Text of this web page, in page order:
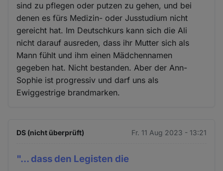
sind zu pflegen oder putzen zu gehen, und bei
denen es fürs Medizin- oder Jusstudium nicht
gereicht hat. Im Deutschkurs kann sich die Ali
nicht darauf ausreden, dass ihr Mutter sich als
Mann fühlt und ihm einen Mädchennamen
gegeben hat. Nicht bestanden. Aber der Ann-
Sophie ist progressiv und darf uns als
Ewiggestrige brandmarken.
DS (nicht überprüft) Fr. 11 Aug 2023 - 13:21
"... dass den Legisten die